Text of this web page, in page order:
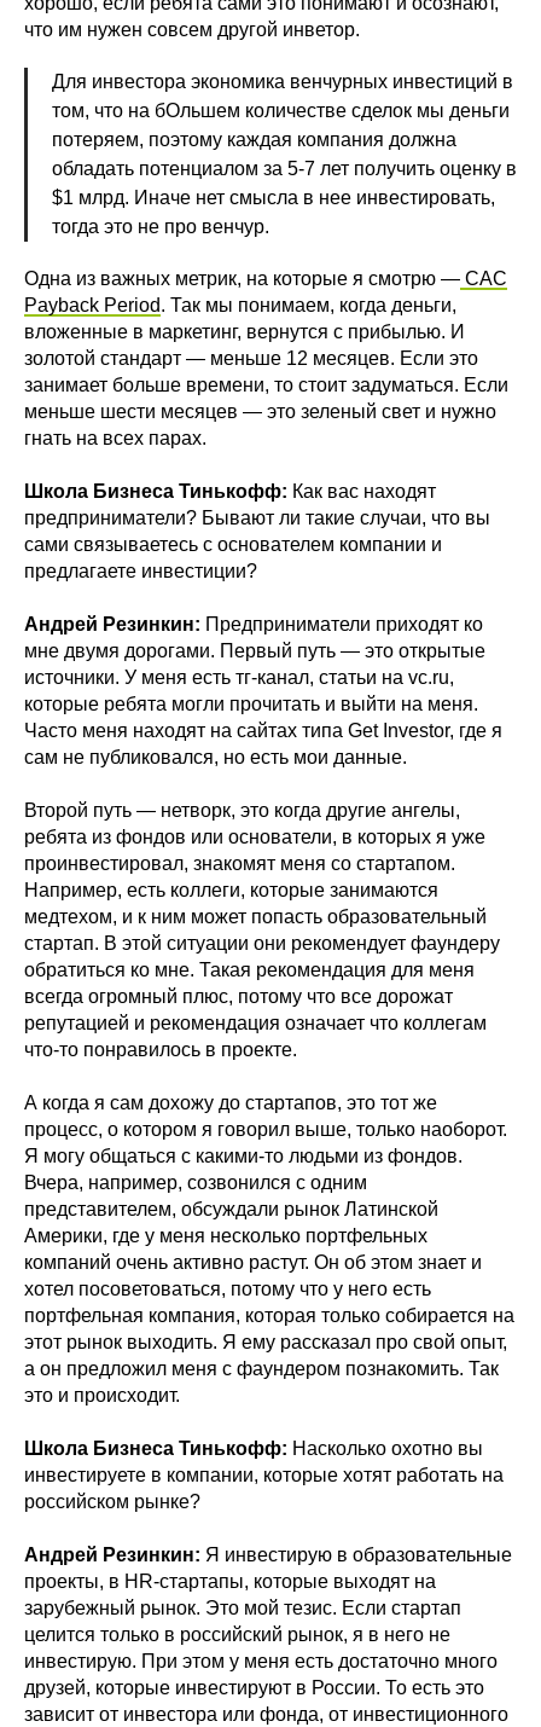
что им нужен совсем другой инветор.
Для инвестора экономика венчурных инвестиций в
том, что на бОльшем количестве сделок мы деньги
потеряем, поэтому каждая компания должна
обладать потенциалом за 5-7 лет получить оценку в
$1 млрд. Иначе нет смысла в нее инвестировать,
тогда это не про венчур.
Одна из важных метрик, на которые я смотрю — САС
Payback Period. Так мы понимаем, когда деньги,
вложенные в маркетинг, вернутся с прибылью. И
золотой стандарт — меньше 12 месяцев. Если это
занимает больше времени, то стоит задуматься. Если
меньше шести месяцев — это зеленый свет и нужно
гнать на всех парах.
Школа Бизнеса Тинькофф: Как вас находят
предприниматели? Бывают ли такие случаи, что вы
сами связываетесь с основателем компании и
предлагаете инвестиции?
Андрей Резинкин: Предприниматели приходят ко
мне двумя дорогами. Первый путь — это открытые
источники. У меня есть тг-канал, статьи на vc.ru,
которые ребята могли прочитать и выйти на меня.
Часто меня находят на сайтах типа Get Investor, где я
сам не публиковался, но есть мои данные.
Второй путь — нетворк, это когда другие ангелы,
ребята из фондов или основатели, в которых я уже
проинвестировал, знакомят меня со стартапом.
Например, есть коллеги, которые занимаются
медтехом, и к ним может попасть образовательный
стартап. В этой ситуации они рекомендует фаундеру
обратиться ко мне. Такая рекомендация для меня
всегда огромный плюс, потому что все дорожат
репутацией и рекомендация означает что коллегам
что-то понравилось в проекте.
А когда я сам дохожу до стартапов, это тот же
процесс, о котором я говорил выше, только наоборот.
Я могу общаться с какими-то людьми из фондов.
Вчера, например, созвонился с одним
представителем, обсуждали рынок Латинской
Америки, где у меня несколько портфельных
компаний очень активно растут. Он об этом знает и
хотел посоветоваться, потому что у него есть
портфельная компания, которая только собирается на
этот рынок выходить. Я ему рассказал про свой опыт,
а он предложил меня с фаундером познакомить. Так
это и происходит.
Школа Бизнеса Тинькофф: Насколько охотно вы
инвестируете в компании, которые хотят работать на
российском рынке?
Андрей Резинкин: Я инвестирую в образовательные
проекты, в HR-стартапы, которые выходят на
зарубежный рынок. Это мой тезис. Если стартап
целится только в российский рынок, я в него не
инвестирую. При этом у меня есть достаточно много
друзей, которые инвестируют в России. То есть это
зависит от инвестора или фонда, от инвестиционного